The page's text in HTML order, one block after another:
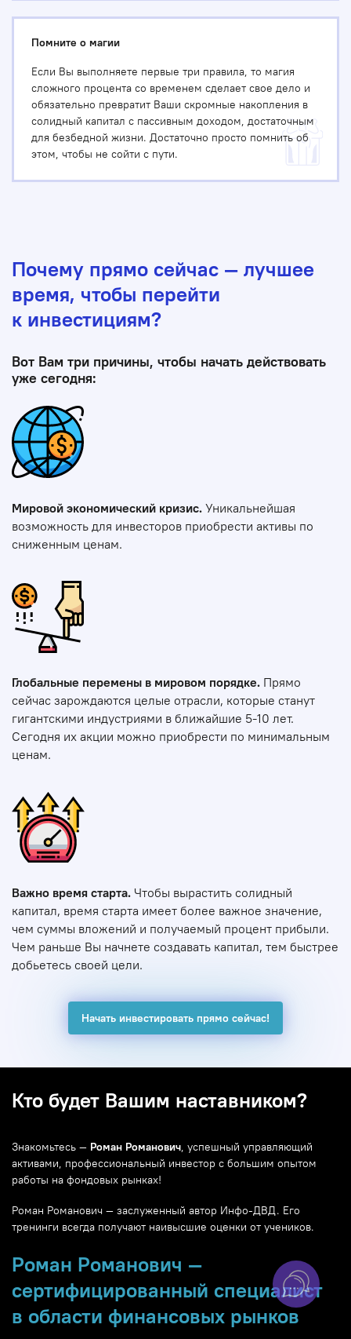
Помните о магии
Если Вы выполняете первые три правила, то магия
сложного процента со временем сделает свое дело и
обязательно превратит Ваши скромные накопления в
солидный капитал с пассивным доходом, достаточным
для безбедной жизни. Достаточно просто помнить об
этом, чтобы не сойти с пути.
Почему прямо сейчас — лучшее
время, чтобы перейти
к инвестициям?
Вот Вам три причины, чтобы начать действовать
уже сегодня:
Мировой экономический кризис. Уникальнейшая
возможность для инвесторов приобрести активы по
сниженным ценам.
Глобальные перемены в мировом порядке. Прямо
сейчас зарождаются целые отрасли, которые станут
гигантскими индустриями в ближайшие 5-10 лет.
Сегодня их акции можно приобрести по минимальным
ценам.
Важно время старта. Чтобы вырастить солидный
капитал, время старта имеет более важное значение,
чем суммы вложений и получаемый процент прибыли.
Чем раньше Вы начнете создавать капитал, тем быстрее
добьетесь своей цели.
Начать инвестировать прямо сейчас!
Кто будет Вашим наставником?
Знакомьтесь — Роман Романович, успешный управляющий
активами, профессиональный инвестор с большим опытом
работы на фондовых рынках!
Роман Романович — заслуженный автор Инфо-ДВД. Его
тренинги всегда получают наивысшие оценки от учеников.
Роман Романович —
сертифицированный специалист
в области финансовых рынков